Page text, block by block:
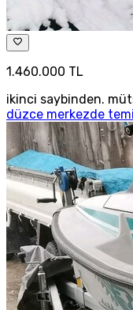
1.460.000 TL
ikinci saybinden.
düzce merkezde